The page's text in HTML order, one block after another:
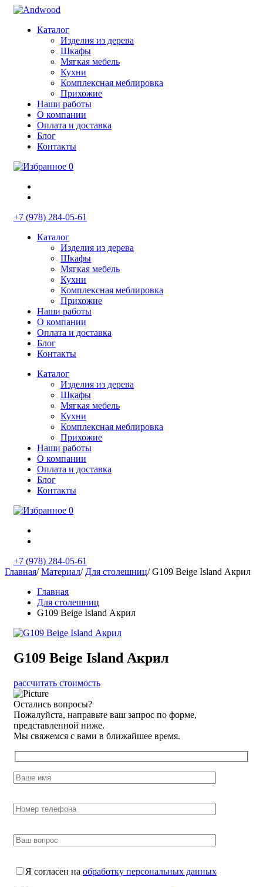
Каталог
Изделия из дерева
Шкафы
Мягкая мебель
Кухни
Комплексная меблировка
Прихожие
Наши работы
О компании
Оплата и доставка
Блог
Контакты
0
+7 (978) 284-05-61
Каталог
Изделия из дерева
Шкафы
Мягкая мебель
Кухни
Комплексная меблировка
Прихожие
Наши работы
О компании
Оплата и доставка
Блог
Контакты
Каталог
Изделия из дерева
Шкафы
Мягкая мебель
Кухни
Комплексная меблировка
Прихожие
Наши работы
О компании
Оплата и доставка
Блог
Контакты
0
+7 (978) 284-05-61
Главная/ Материал/ Для столешниц/ G109 Beige Island Акрил
Главная
Для столешниц
G109 Beige Island Акрил
G109 Beige Island Акрил
рассчитать стоимость
Остались вопросы?
Пожалуйста, направьте ваш запрос по форме,
представленной ниже.
Мы свяжемся с вами в ближайшее время.
Я согласен на обработку персональных данных